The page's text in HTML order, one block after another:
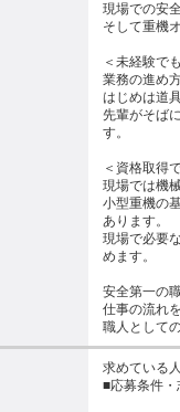
現場での安
そして重機
＜未経験で
業務の進め
はじめは道
先輩がそば
す。
＜資格取得
現場では機
小型重機の
あります。
現場で必要
めます。
安全第一の
仕事の流れ
職人として
求めている
■応募条件・